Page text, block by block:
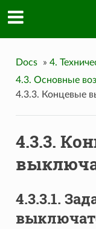
Docs » 4.
4.3. Основные
4.3.3. Концевые
4.3.3.
4.3.3.1.